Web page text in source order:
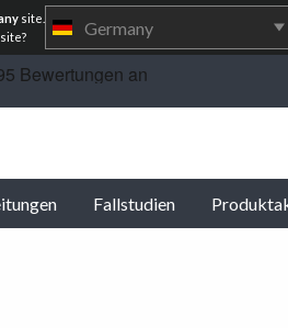
site.
Germany
Fallstudien